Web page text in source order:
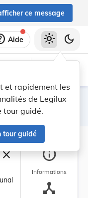
ce message
Aide
et rapidement les
de Legilux
tour guidé.
tour guidé
light_mode dark_mode
closeFermer la barre
info
Informations
device_hub